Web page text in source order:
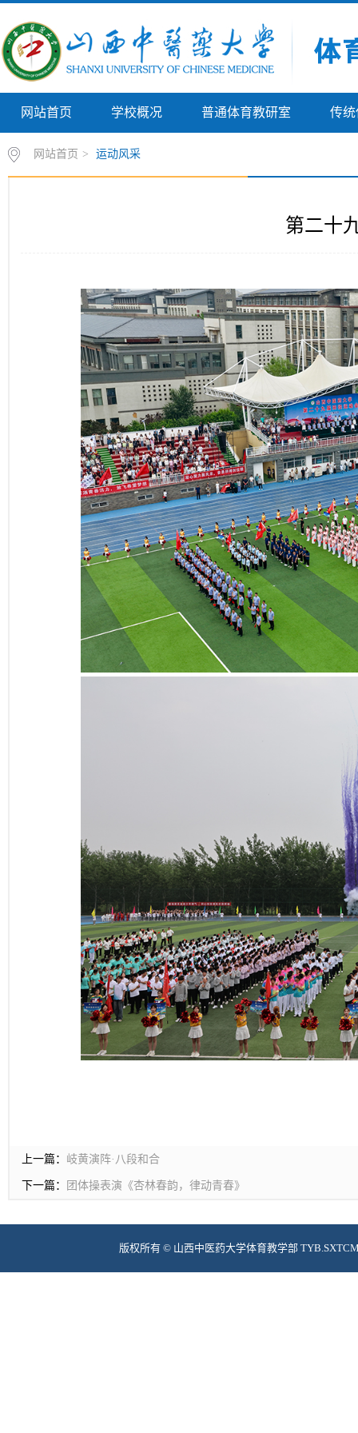
网站首页 学校概况 普通体育教研室 传
网站首页 > 运动风采
第二十
上一篇： 岐黄演阵·八段和合
下一篇： 团体操表演《杏林春韵，律动青春》
版权所有 © 山西中医药大学体育教学部